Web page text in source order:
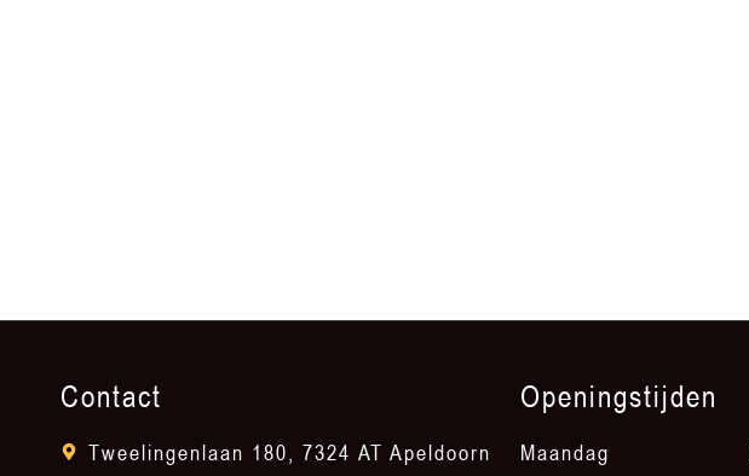
Contact
Tweelingenlaan 180, 7324 AT Apeldoorn
Openingstijden
Maandag